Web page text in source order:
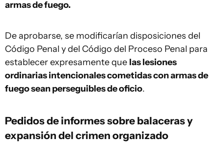
armas de fuego.
De aprobarse, se modificarían disposiciones del
Código Penal y del Código del Proceso Penal para
establecer expresamente que las lesiones
ordinarias intencionales cometidas con armas de
fuego sean perseguibles de oficio.
Pedidos de informes sobre balaceras y
expansión del crimen organizado